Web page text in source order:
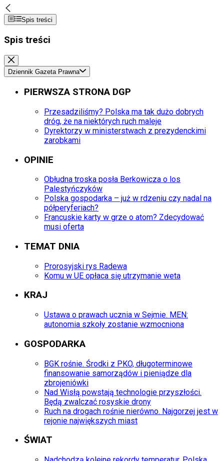
Spis treści
Spis treści
Dziennik Gazeta Prawna
PIERWSZA STRONA DGP
Przesadziliśmy? Polska ma tak dużo dobrych
dróg, że na niektórych ruch maleje
Dyrektorzy w ministerstwach z prezydenckimi
zarobkami
OPINIE
Obłudna troska posła Berkowicza o los
Palestyńczyków
Polska gospodarka – już w rdzeniu czy nadal na
półperyferiach?
Francuskie karty w grze o atom? Zdecydować
musi oferta
TEMAT DNIA
Prorosyjski rys Radewa
Komu w UE opłaca się utrzymanie weta
KRAJ
Ustawa o prawach ucznia w Sejmie. MEN:
autonomia szkoły zostanie wzmocniona
GOSPODARKA
BGK rośnie. Środki z PKO, długoterminowe
finansowanie samorządów i pieniądze dla
zbrojeniówki
Nad Wisłą powstają technologie przyszłości.
Będą zwalczać rosyskie drony
Ruch na drogach rośnie nierówno. Najgorzej jest w
rejonie największych miast
ŚWIAT